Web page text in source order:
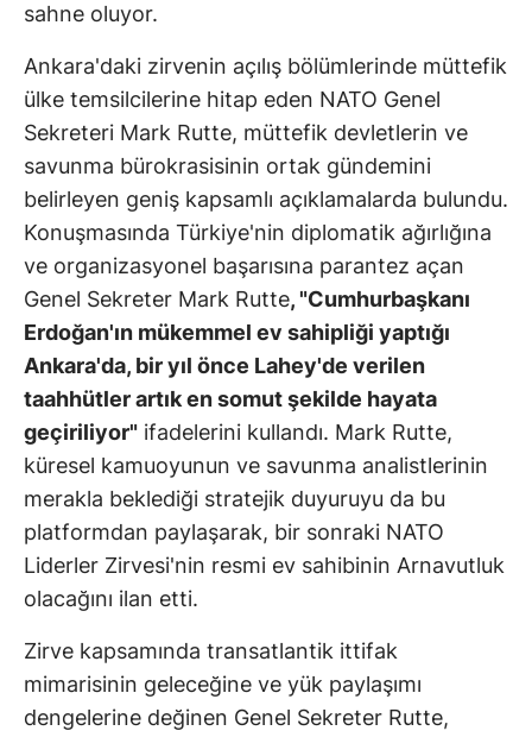
sahne oluyor.
Ankara'daki zirvenin açılış bölümlerinde müttefik
ülke temsilcilerine hitap eden NATO Genel
Sekreteri Mark Rutte, müttefik devletlerin ve
savunma bürokrasisinin ortak gündemini
belirleyen geniş kapsamlı açıklamalarda bulundu.
Konuşmasında Türkiye'nin diplomatik ağırlığına
ve organizasyonel başarısına parantez açan
Genel Sekreter Mark Rutte, "Cumhurbaşkanı
Erdoğan'ın mükemmel ev sahipliği yaptığı
Ankara'da, bir yıl önce Lahey'de verilen
taahhütler artık en somut şekilde hayata
geçiriliyor" ifadelerini kullandı. Mark Rutte,
küresel kamuoyunun ve savunma analistlerinin
merakla beklediği stratejik duyuruyu da bu
platformdan paylaşarak, bir sonraki NATO
Liderler Zirvesi'nin resmi ev sahibinin Arnavutluk
olacağını ilan etti.
Zirve kapsamında transatlantik ittifak
mimarisinin geleceğine ve yük paylaşımı
dengelerine değinen Genel Sekreter Rutte,